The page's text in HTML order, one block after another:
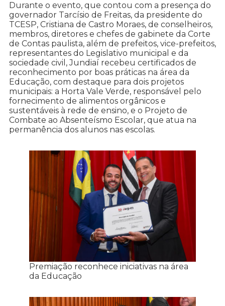
Durante o evento, que contou com a presença do
governador Tarcísio de Freitas, da presidente do
TCESP, Cristiana de Castro Moraes, de conselheiros,
membros, diretores e chefes de gabinete da Corte
de Contas paulista, além de prefeitos, vice-prefeitos,
representantes do Legislativo municipal e da
sociedade civil, Jundiaí recebeu certificados de
reconhecimento por boas práticas na área da
Educação, com destaque para dois projetos
municipais: a Horta Vale Verde, responsável pelo
fornecimento de alimentos orgânicos e
sustentáveis à rede de ensino, e o Projeto de
Combate ao Absenteísmo Escolar, que atua na
permanência dos alunos nas escolas.
Premiação reconhece iniciativas na área
da Educação